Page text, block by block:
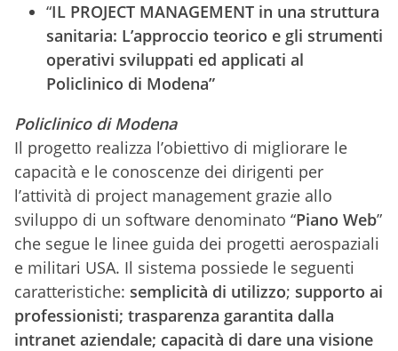
“IL PROJECT MANAGEMENT in una struttura
sanitaria: L’approccio teorico e gli strumenti
operativi sviluppati ed applicati al
Policlinico di Modena”
Policlinico di Modena
Il progetto realizza l’obiettivo di migliorare le
capacità e le conoscenze dei dirigenti per
l’attività di project management grazie allo
sviluppo di un software denominato “Piano Web”
che segue le linee guida dei progetti aerospaziali
e militari USA. Il sistema possiede le seguenti
caratteristiche: semplicità di utilizzo; supporto ai
professionisti; trasparenza garantita dalla
intranet aziendale; capacità di dare una visione